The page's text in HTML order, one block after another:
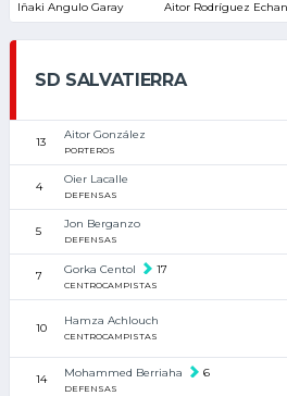
Iñaki Angulo Garay Aitor Rodríguez
SD SALVATIERRA
13
Aitor González
PORTEROS
4
Oier Lacalle
DEFENSAS
5
Jon Berganzo
DEFENSAS
7 Gorka Centol 17
CENTROCAMPISTAS
10
Hamza Achlouch
CENTROCAMPISTAS
14 Mohammed Berriaha 6
DEFENSAS